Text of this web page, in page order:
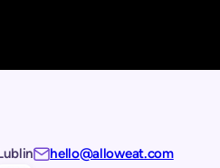
hello@alloweat.com